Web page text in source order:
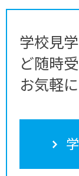
学校見
ど随時
お気軽